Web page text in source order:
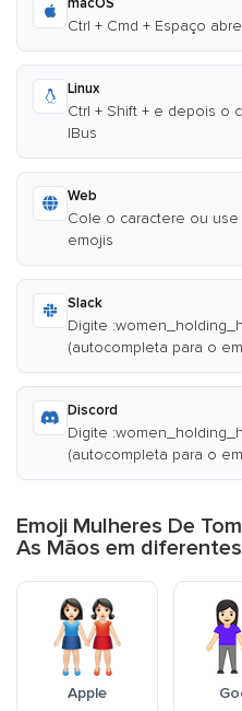
Ctrl + Cmd + Espaço
Linux
Ctrl + Shift + e depois o
IBus
Web
Cole o caractere ou
emojis
Slack
Digite
(autocompleta para o
Discord
Digite
(autocompleta para o
Emoji Mulheres De
As Mãos em
Apple